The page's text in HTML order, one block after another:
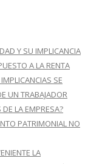
Y SU IMPLICANCIA
A LA RENTA
SE
UN TRABAJADOR
LA EMPRESA?
PATRIMONIAL NO
LA